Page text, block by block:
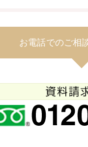
お電話でのご相